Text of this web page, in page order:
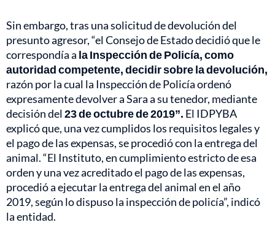
Sin embargo, tras una solicitud de devolución del
presunto agresor, “el Consejo de Estado decidió que le
correspondía a la Inspección de Policía, como
autoridad competente, decidir sobre la devolución,
razón por la cual la Inspección de Policía ordenó
expresamente devolver a Sara a su tenedor, mediante
decisión del23 de octubre de 2019”. El IDPYBA
explicó que, una vez cumplidos los requisitos legales y
el pago de las expensas, se procedió con la entrega del
animal. “El Instituto, en cumplimiento estricto de esa
orden y una vez acreditado el pago de las expensas,
procedió a ejecutar la entrega del animal en el año
2019, según lo dispuso la inspección de policía”, indicó
la entidad.